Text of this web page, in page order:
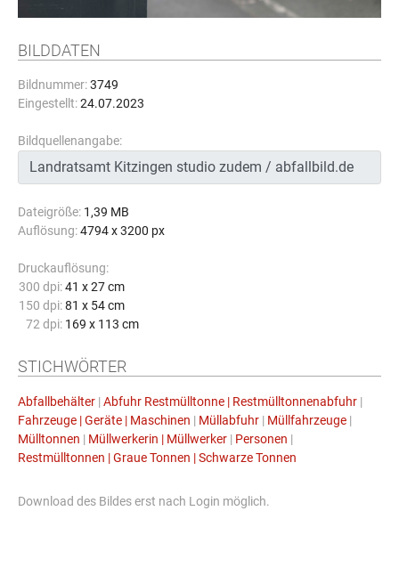
BILDDATEN
Bildnummer:3749
Eingestellt:24.07.2023
Bildquellenangabe:
Dateigröße: 1,39 MB
Auflösung:4794 x 3200 px
Druckauflösung:
300 dpi: 41 x 27 cm
150 dpi: 81 x 54 cm
72 dpi: 169 x 113 cm
STICHWÖRTER
Abfallbehälter | Abfuhr Restmülltonne | Restmülltonnenabfuhr |
Fahrzeuge | Geräte | Maschinen | Müllabfuhr | Müllfahrzeuge |
Mülltonnen | Müllwerkerin | Müllwerker | Personen |
Restmülltonnen | Graue Tonnen | Schwarze Tonnen
Download des Bildes erst nach Login möglich.